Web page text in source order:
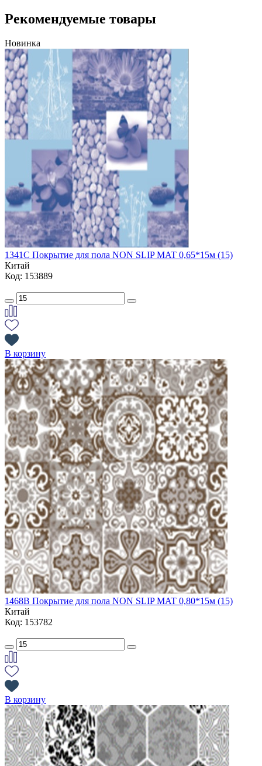
Рекомендуемые товары
Новинка
1341C Покрытие для пола NON SLIP MAT 0,65*15м (15)
Китай
Код: 153889
В корзину
1468B Покрытие для пола NON SLIP MAT 0,80*15м (15)
Китай
Код: 153782
В корзину